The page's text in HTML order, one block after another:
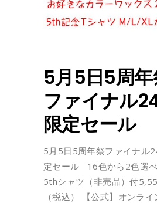
5月5日5周
ファイナル
限定セール
5月5日5周年祭ファイナル
定セール 16色から2色選
5thシャツ（非売品）付
（税込） 【公式】オンライ